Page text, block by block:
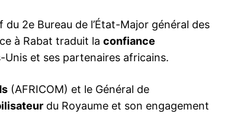
de
Insight Publications
À propos
du 2e Bureau de l’État-Major général des
à Rabat traduit la confiance
et ses partenaires africains.
(AFRICOM) et le Général de
du Royaume et son engagement